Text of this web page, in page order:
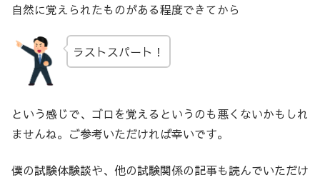
自然に覚えられたものがある程度できてから
ラストスパート！
という感じで、ゴロを覚えるというのも悪くないかもしれ
ませんね。ご参考いただければ幸いです。
僕の試験体験談や、他の試験関係の記事も読んでいただけ